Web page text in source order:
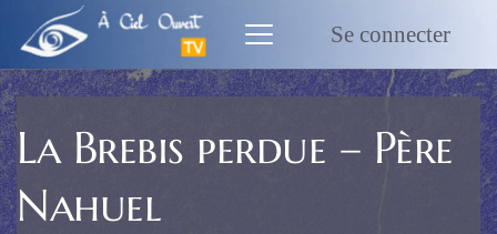
contenu
Se connecter
La Brebis perdue – Père
Nahuel